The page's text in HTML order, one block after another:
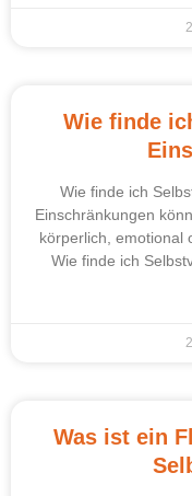
Wie finde
Wie finde ich
Einschränkungen
körperlich, emotional
Wie finde ich
Was ist ein